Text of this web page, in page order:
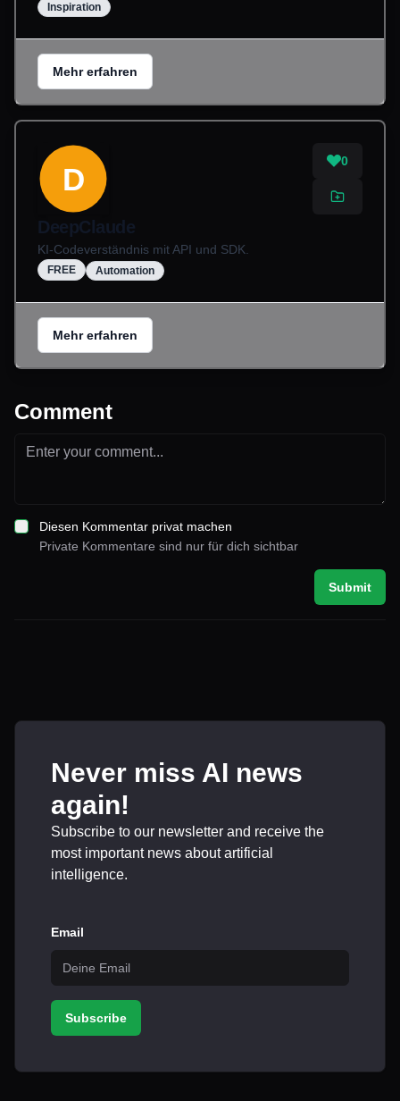
Inspiration
Mehr erfahren
D
0
DeepClaude
KI-Codeverständnis mit API und SDK.
FREE Automation
Mehr erfahren
Comment
Diesen Kommentar privat machen
Private Kommentare sind nur für dich sichtbar
Submit
Never miss AI news
again!
Subscribe to our newsletter and receive the
most important news about artificial
intelligence.
Email
Subscribe